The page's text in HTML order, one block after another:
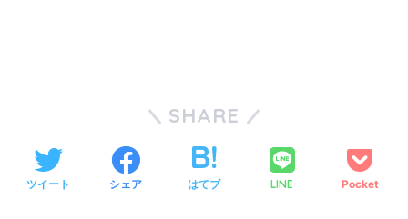
SHARE
ツイート シェア はてブ LINE Pocket